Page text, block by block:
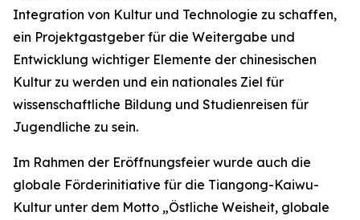
Integration von Kultur und Technologie zu schaffen,
ein Projektgastgeber für die Weitergabe und
Entwicklung wichtiger Elemente der chinesischen
Kultur zu werden und ein nationales Ziel für
wissenschaftliche Bildung und Studienreisen für
Jugendliche zu sein.
Im Rahmen der Eröffnungsfeier wurde auch die
globale Förderinitiative für die Tiangong-Kaiwu-
Kultur unter dem Motto „Östliche Weisheit, globale